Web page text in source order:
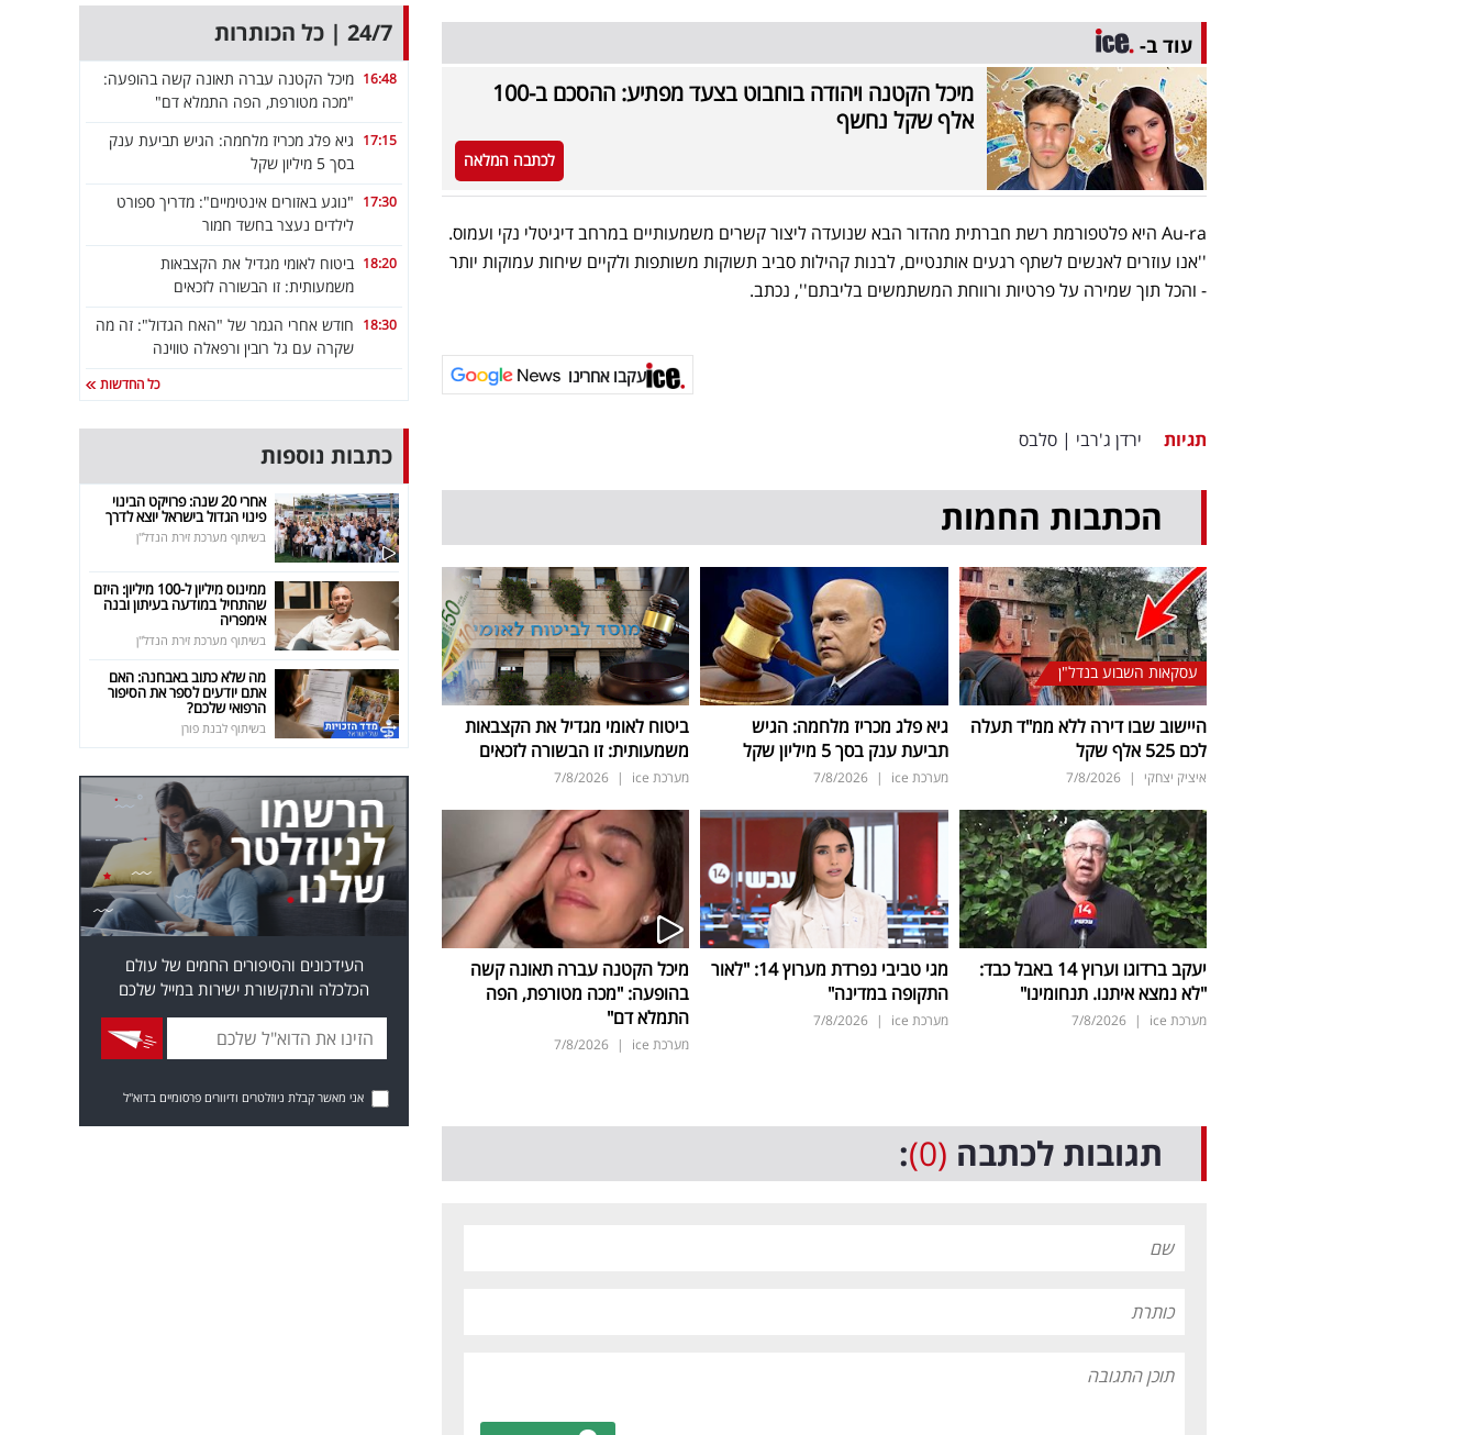
עוד ב-
מיכל הקטנה ויהודה בוחבוט בצעד מפתיע: ההסכם ב-100
אלף שקל נחשף
לכתבה המלאה
Au-ra היא פלטפורמת רשת חברתית מהדור הבא שנועדה ליצור קשרים משמעותיים במרחב דיגיטלי נקי ועמוס.
''אנו עוזרים לאנשים לשתף רגעים אותנטיים, לבנות קהילות סביב תשוקות משותפות ולקיים שיחות עמוקות יותר
- והכל תוך שמירה על פרטיות ורווחת המשתמשים בליבתם'', נכתב.
עקבו אחרינו
תגיות ירדן ג'רבי | סלבס
הכתבות החמות
עסקאות השבוע בנדל"ן
היישוב שבו דירה ללא ממ"ד תעלה
לכם 525 אלף שקל
איציק יצחקי |
7/8/2026
גיא פלג מכריז מלחמה: הגיש
תביעת ענק בסך 5 מיליון שקל
מערכת ice |
7/8/2026
ביטוח לאומי מגדיל את הקצבאות
משמעותית: זו הבשורה לזכאים
מערכת ice |
7/8/2026
יעקב ברדוגו וערוץ 14 באבל כבד:
"לא נמצא איתנו. תנחומינו"
מערכת ice |
7/8/2026
מגי טביבי נפרדת מערוץ 14: "לאור
התקופה במדינה"
מערכת ice |
7/8/2026
מיכל הקטנה עברה תאונה קשה
בהופעה: "מכה מטורפת, הפה
התמלא דם"
מערכת ice |
7/8/2026
תגובות לכתבה (0)
:
24/7 | כל הכותרות
16:48 מיכל הקטנה עברה תאונה קשה בהופעה:
"מכה מטורפת, הפה התמלא דם"
17:15 גיא פלג מכריז מלחמה: הגיש תביעת ענק
בסך 5 מיליון שקל
17:30 "נוגע באזורים אינטימיים": מדריך ספורט
לילדים נעצר בחשד חמור
18:20 ביטוח לאומי מגדיל את הקצבאות
משמעותית: זו הבשורה לזכאים
18:30 חודש אחרי הגמר של "האח הגדול": זה מה
שקרה עם גל רובין ורפאלה טווינה
כל החדשות
כתבות נוספות
אחרי 20 שנה: פרויקט הבינוי
פינוי הגדול בישראל יוצא לדרך
בשיתוף מערכת זירת הנדל"ן
ממינוס מיליון ל-100 מיליון: היזם
שהתחיל במודעה בעיתון ובנה
אימפריה
בשיתוף מערכת זירת הנדל"ן
מה שלא כתוב באבחנה: האם
אתם יודעים לספר את הסיפור
הרפואי שלכם?
בשיתוף לבנת פורן
העידכונים והסיפורים החמים של עולם
הכלכלה והתקשורת ישירות במייל שלכם
אני מאשר קבלת ניוזלטרים ודיוורים פרסומיים בדוא"ל